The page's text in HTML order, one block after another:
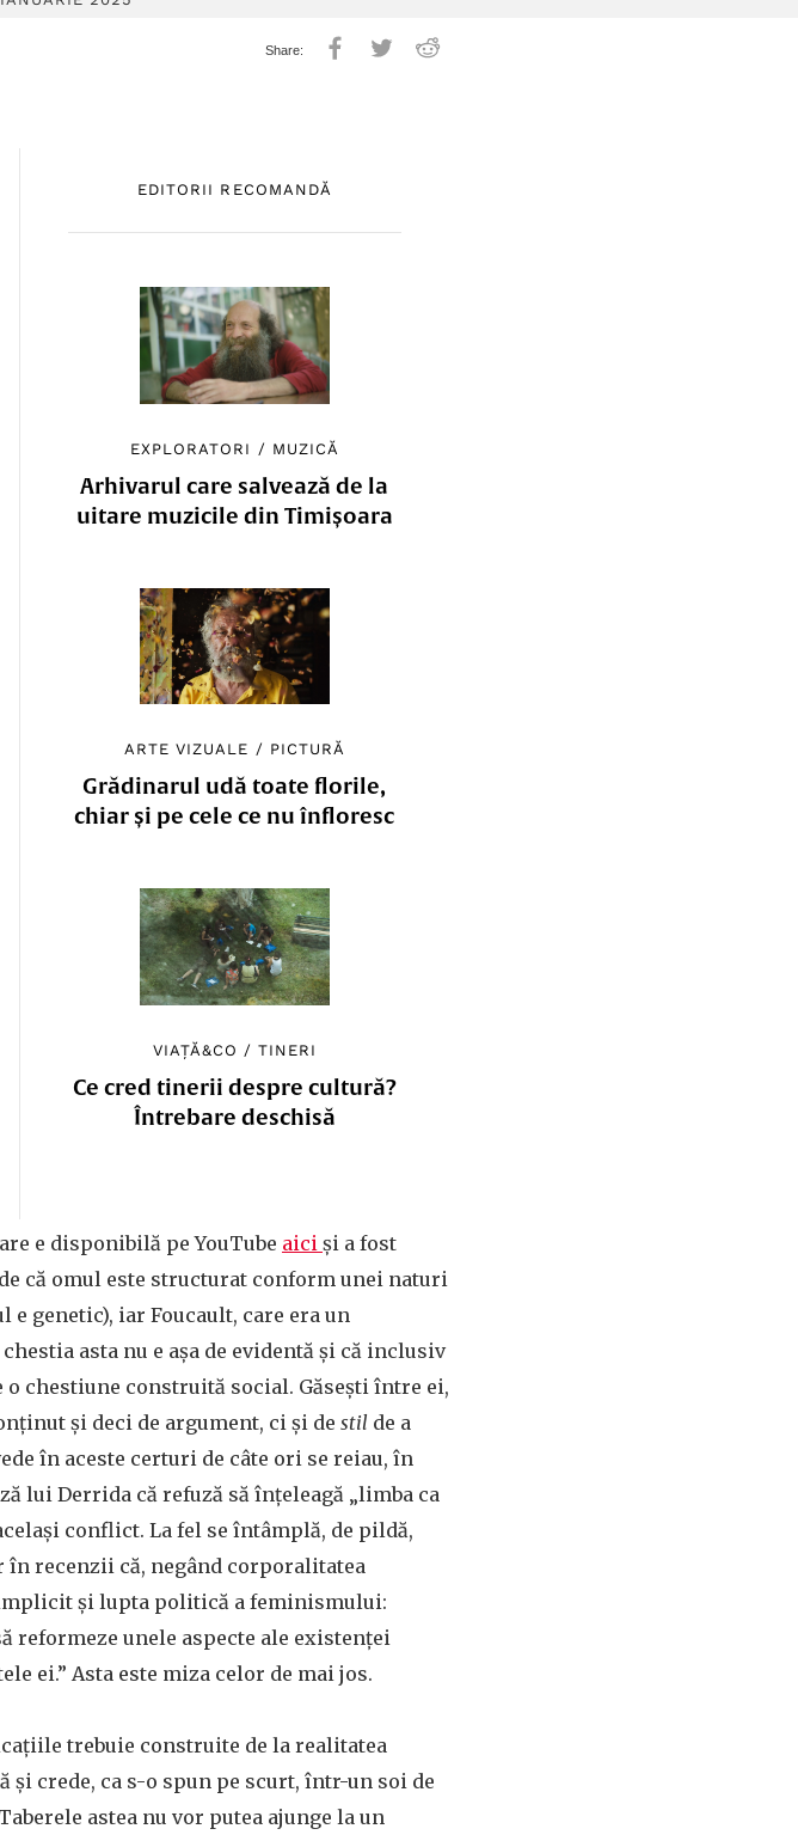
EDITORII RECOMANDĂ
EXPLORATORI / MUZICĂ
Arhivarul care salvează de la
uitare muzicile din Timișoara
ARTE VIZUALE / PICTURĂ
Grădinarul udă toate florile,
chiar și pe cele ce nu înfloresc
VIAȚĂ&CO /TINERI
Ce cred tinerii despre cultură?
Întrebare deschisă
e disponibilă pe YouTube aici și a fost
că omul este structurat conform unei naturi
e genetic), iar Foucault, care era un
asta nu e așa de evidentă și că inclusiv
o chestiune construită social. Găsești între ei,
și deci de argument, ci și de stil de a
în aceste certuri de câte ori se reiau, în
lui Derrida că refuză să înțeleagă „limba ca
conflict. La fel se întâmplă, de pildă,
în recenzii că, negând corporalitatea
și lupta politică a feminismului:
reformeze unele aspecte ale existenței
ei.” Asta este miza celor de mai jos.
trebuie construite de la realitatea
crede, ca s-o spun pe scurt, într-un soi de
astea nu vor putea ajunge la un